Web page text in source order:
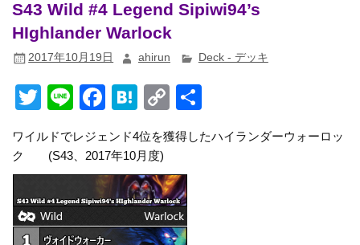
S43 Wild #4 Legend Sipiwi94‏’s
HIghlander Warlock
2017年10月19日 ahirun Deck - デッキ
T
tt
er
Li
e
F
c
e
b
o
H
e
n
a
C
p
y
Li
n
ワイルドでレジェンド4位を獲得したハイランダーウォーロッ
ク (S43、2017年10月度)